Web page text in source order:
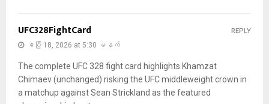
UFC328FightCard
ဧပြီ 18, 2026 at 5:30 မနက်
The complete UFC 328 fight card highlights Khamzat
Chimaev (unchanged) risking the UFC middleweight crown in
a matchup against Sean Strickland as the featured
REPLY